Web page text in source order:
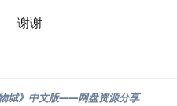
谢谢
城》中文版——网盘资源分享